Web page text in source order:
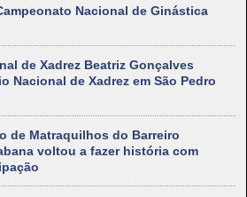
Nacional de Ginástica
de Xadrez Beatriz Gonçalves
Nacional de Xadrez em São Pedro
de Matraquilhos do Barreiro
voltou a fazer história com